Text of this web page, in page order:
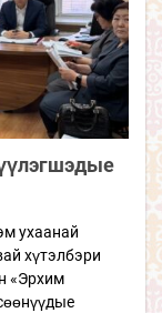
ухаанай
хүтэлбэри
«Эрхим